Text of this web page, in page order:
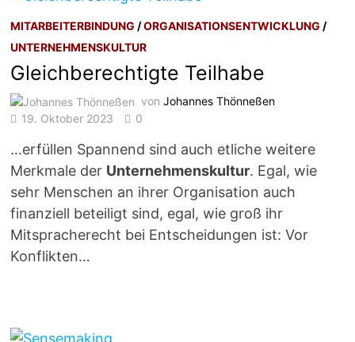
MITARBEITERBINDUNG /ORGANISATIONSENTWICKLUNG /
UNTERNEHMENSKULTUR
Gleichberechtigte Teilhabe
vonJohannes Thönneßen
19. Oktober 2023
0
…erfüllen Spannend sind auch etliche weitere
Merkmale der Unternehmenskultur. Egal, wie
sehr Menschen an ihrer Organisation auch
finanziell beteiligt sind, egal, wie groß ihr
Mitspracherecht bei Entscheidungen ist: Vor
Konflikten…